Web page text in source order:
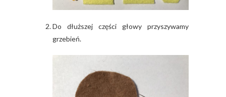
Do dłuższej części głowy przyszywamy
grzebień.